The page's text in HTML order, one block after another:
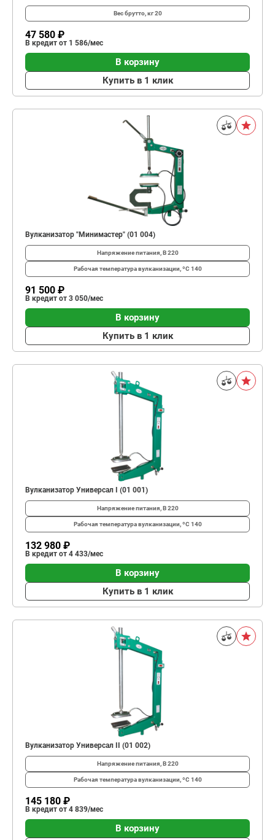
Вес брутто, кг20
47 580 ₽
В кредит от 1 586/мес
В корзину
Купить в 1 клик
Вулканизатор "Минимастер" (01 004)
Напряжение питания, В220
Рабочая температура вулканизации, ºС 140
91 500 ₽
В кредит от 3 050/мес
В корзину
Купить в 1 клик
Вулканизатор Универсал I (01 001)
Напряжение питания, В220
Рабочая температура вулканизации, ºС 140
132 980 ₽
В кредит от 4 433/мес
В корзину
Купить в 1 клик
Вулканизатор Универсал II (01 002)
Напряжение питания, В220
Рабочая температура вулканизации, ºС 140
145 180 ₽
В кредит от 4 839/мес
В корзину